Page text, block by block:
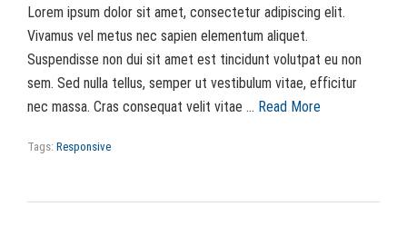
Lorem ipsum dolor sit amet, consectetur adipiscing elit.
Vivamus vel metus nec sapien elementum aliquet.
Suspendisse non dui sit amet est tincidunt volutpat eu non
sem. Sed nulla tellus, semper ut vestibulum vitae, efficitur
nec massa. Cras consequat velit vitae … Read More
Tags: Responsive